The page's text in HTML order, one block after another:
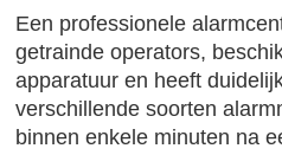
Een professionele
getrainde operators,
apparatuur en heeft
verschillende soorten
binnen enkele minuten na